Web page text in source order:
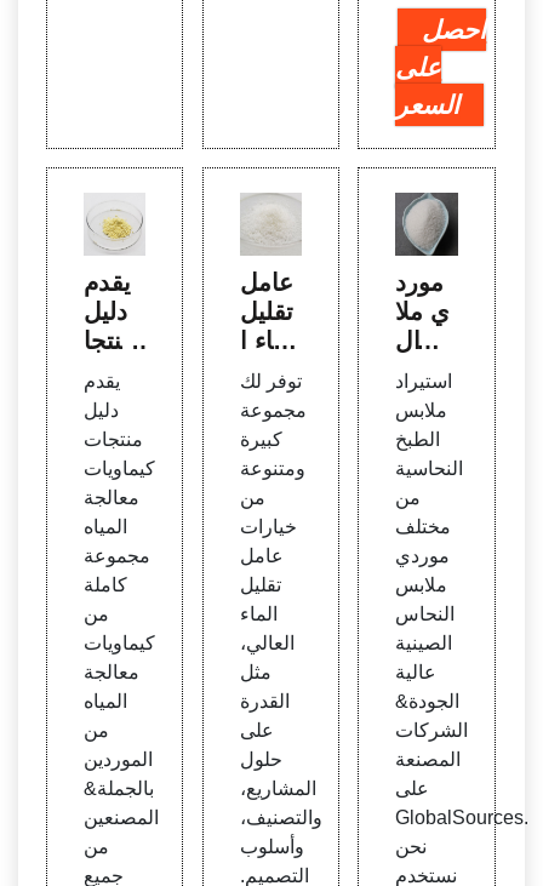
احصل
على
السعر
يقدم
دليل
منتجا
ماويا
ت مع
الجة ا
لمياه
من ال
موردي
ن وال
ين الع
الميين
- Tra
deKe
y
يقدم
دليل
منتجات
كيماويات
معالجة
المياه
مجموعة
كاملة
من
كيماويات
معالجة
المياه
من
الموردين
بالجملة&
المصنعين
من
جميع
عامل
تقليل
الماء ا
لعالي،
عامل
تقليل
الماء ا
لعالي
توفر لك
مجموعة
كبيرة
ومتنوعة
من
خيارات
عامل
تقليل
الماء
العالي،
مثل
القدرة
على
حلول
المشاريع،
والتصنيف،
وأسلوب
التصميم.
مورد
ي ملا
بس ال
طبخ ا
لنحاس
ية، م
صنعي
ملاب
س الن
- الص
فحة 3
| الم
صادر
العالم
ية
استيراد
ملابس
الطبخ
النحاسية
من
مختلف
موردي
ملابس
النحاس
الصينية
عالية
الجودة&
الشركات
المصنعة
على
GlobalSources.
نحن
نستخدم